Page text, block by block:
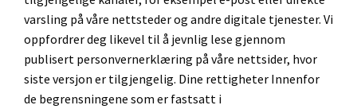
varsling på våre nettsteder og andre digitale tjenester. Vi
oppfordrer deg likevel til å jevnlig lese gjennom
publisert personvernerklæring på våre nettsider, hvor
siste versjon er tilgjengelig. Dine rettigheter Innenfor
de begrensningene som er fastsatt i